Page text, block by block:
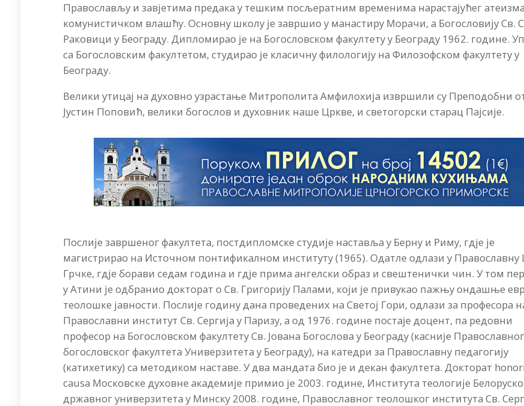
Православљу и завјетима предака у тешким посљератним временима нарастајућег
комунистичком влашћу. Основну школу је завршио у манастиру Морачи, а Богословију Св.
Раковици у Београду. Дипломирао је на Богословском факултету у Београду 1962. године.
са Богословским факултетом, студирао је класичну филологију на Филозофском факултету у
Београду.
Велики утицај на духовно узрастање Митрополита Амфилохија извршили су Преподобни
Јустин Поповић, велики богослов и духовник наше Цркве, и светогорски старац Пајсије.
Послије завршеног факултета, постдипломске студије наставља у Берну и Риму, гдје је
магистрирао на Источном понтификалном институту (1965). Одатле одлази у Православну
Грчке, гдје борави седам година и гдје прима ангелски образ и свештенички чин. У том
у Атини је одбранио докторат о Св. Григорију Палами, који је привукао пажњу ондашње
теолошке јавности. Послије годину дана проведених на Светој Гори, одлази за професора
Православни институт Св. Сергија у Паризу, а од 1976. године постаје доцент, па редовни
професор на Богословском факултету Св. Јована Богослова у Београду (касније Православног
богословског факултета Универзитета у Београду), на катедри за Православну педагогију
(катихетику) са методиком наставе. У два мандата био је и декан факултета. Докторат
causa Московске духовне академије примио је 2003. године, Института теологије
државног универзитета у Минску 2008. године, Православног теолошког института Св.